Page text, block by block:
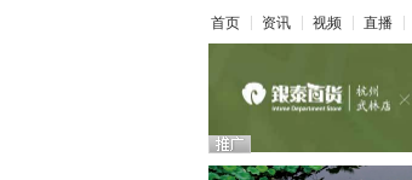
首页 资讯 视频 直播